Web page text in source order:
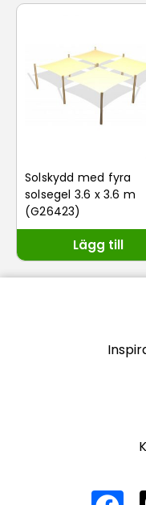
Solskydd med fyra
solsegel 3.6 x 3.6 m
(G26423)
Lägg till